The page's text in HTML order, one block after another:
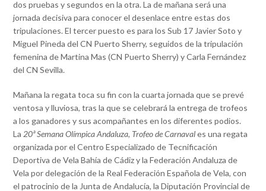
dos pruebas y segundos en la otra. La de mañana será una
jornada decisiva para conocer el desenlace entre estas dos
tripulaciones. El tercer puesto es para los Sub 17 Javier Soto y
Miguel Pineda del CN Puerto Sherry, seguidos de la tripulación
femenina de Martina Mas (CN Puerto Sherry) y Carla Fernández
del CN Sevilla.
Mañana la regata toca su fin con la cuarta jornada que se prevé
ventosa y lluviosa, tras la que se celebrará la entrega de trofeos
a los ganadores y sus acompañantes en los diferentes podios.
La 20ª Semana Olímpica Andaluza, Trofeo de Carnavales una regata
organizada por el Centro Especializado de Tecnificación
Deportiva de Vela Bahía de Cádiz y la Federación Andaluza de
Vela por delegación de la Real Federación Española de Vela, con
el patrocinio de la Junta de Andalucía, la Diputación Provincial de